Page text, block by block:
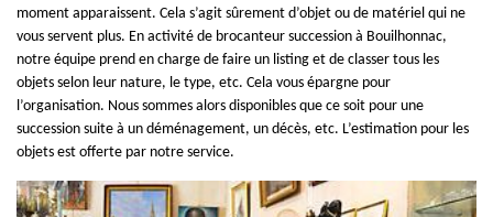
moment apparaissent. Cela s’agit sûrement d’objet ou de matériel qui ne
vous servent plus. En activité de brocanteur succession à Bouilhonnac,
notre équipe prend en charge de faire un listing et de classer tous les
objets selon leur nature, le type, etc. Cela vous épargne pour
l’organisation. Nous sommes alors disponibles que ce soit pour une
succession suite à un déménagement, un décès, etc. L’estimation pour les
objets est offerte par notre service.